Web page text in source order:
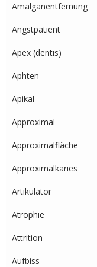
Amalganentfernung
Angstpatient
Apex (dentis)
Aphten
Apikal
Approximal
Approximalfläche
Approximalkaries
Artikulator
Atrophie
Attrition
Aufbiss